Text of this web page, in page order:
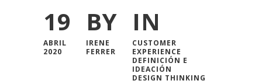
19
ABRIL
2020
BY
IRENE
FERRER
IN
CUSTOMER
EXPERIENCE
DEFINICIÓN E
IDEACIÓN
DESIGN THINKING